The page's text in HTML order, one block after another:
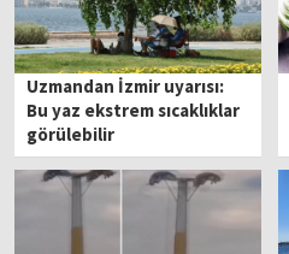
Uzmandan İzmir uyarısı:
Bu yaz ekstrem sıcaklıklar
görülebilir